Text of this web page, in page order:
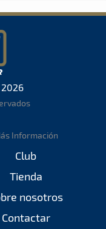
Información
Club
Tienda
nosotros
Contactar